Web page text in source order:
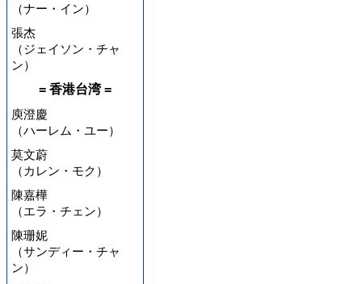
（ナー・イン）
張杰
（ジェイソン・チャ
ン）
= 香港台湾 =
庾澄慶
（ハーレム・ユー）
莫文蔚
（カレン・モク）
陳嘉樺
（エラ・チェン）
陳珊妮
（サンディー・チャ
ン）